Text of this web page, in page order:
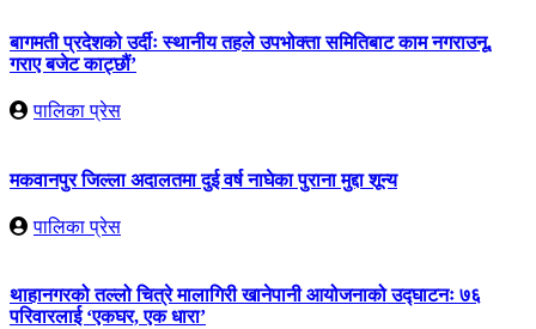
बागमती प्रदेशको उर्दीः स्थानीय तहले उपभोक्ता समितिबाट काम नगराउनू,
गराए बजेट काट्छौं’
पालिका प्रेस
मकवानपुर जिल्ला अदालतमा दुई वर्ष नाघेका पुराना मुद्दा शून्य
पालिका प्रेस
थाहानगरको तल्लो चित्रे मालागिरी खानेपानी आयोजनाको उद्घाटनः ७६
परिवारलाई ‘एकघर, एक धारा’